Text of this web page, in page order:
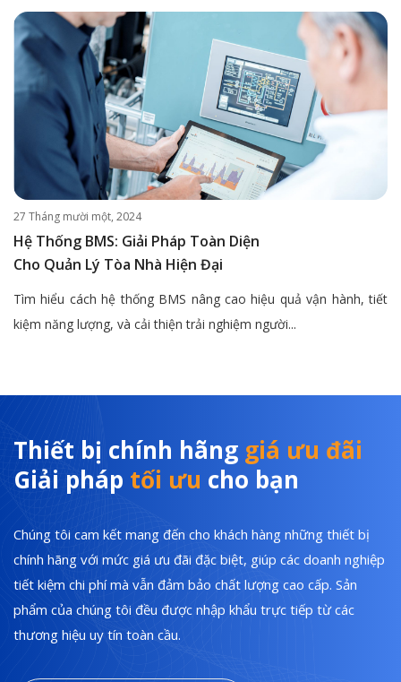
27 Tháng mười một, 2024
Hệ Thống BMS: Giải Pháp Toàn Diện
Cho Quản Lý Tòa Nhà Hiện Đại
Tìm hiểu cách hệ thống BMS nâng cao hiệu quả vận hành, tiết
kiệm năng lượng, và cải thiện trải nghiệm người...
Thiết bị chính hãng giá ưu đãi
Giải pháp tối ưu cho bạn
Chúng tôi cam kết mang đến cho khách hàng những thiết bị
chính hãng với mức giá ưu đãi đặc biệt, giúp các doanh nghiệp
tiết kiệm chi phí mà vẫn đảm bảo chất lượng cao cấp. Sản
phẩm của chúng tôi đều được nhập khẩu trực tiếp từ các
thương hiệu uy tín toàn cầu.